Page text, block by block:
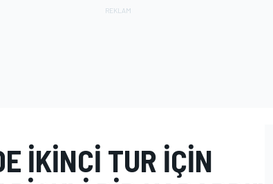
IKINCI TUR IÇIN